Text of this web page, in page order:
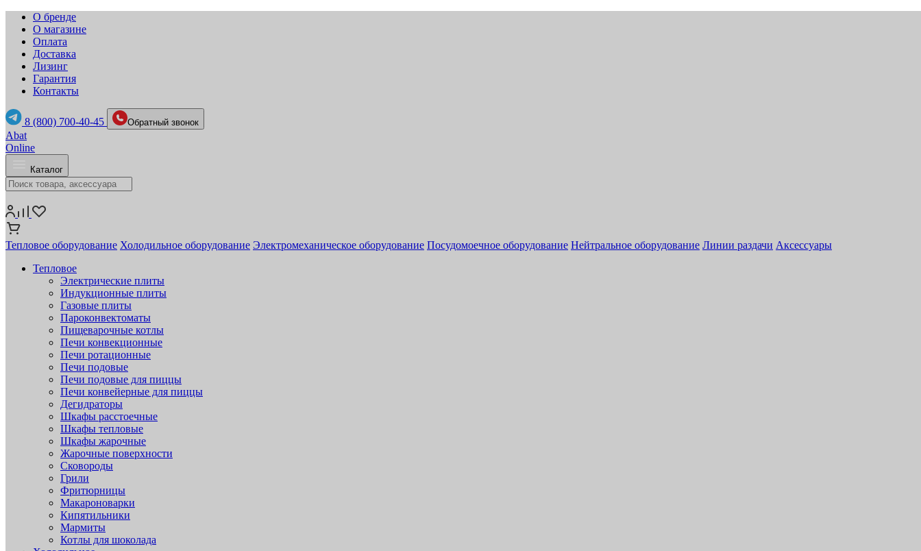
О бренде
О магазине
Оплата
Доставка
Лизинг
Гарантия
Контакты
8 (800) 700-40-45 Обратный звонок
Abat
Online
Каталог
Тепловое оборудование Холодильное оборудование Электромеханическое оборудование Посудомоечное оборудование Нейтральное оборудование Линии раздачи Аксессуары
Тепловое
Электрические плиты
Индукционные плиты
Газовые плиты
Пароконвектоматы
Пищеварочные котлы
Печи конвекционные
Печи ротационные
Печи подовые
Печи подовые для пиццы
Печи конвейерные для пиццы
Дегидраторы
Шкафы расстоечные
Шкафы тепловые
Шкафы жарочные
Жарочные поверхности
Сковороды
Грили
Фритюрницы
Макароноварки
Кипятильники
Мармиты
Котлы для шоколада